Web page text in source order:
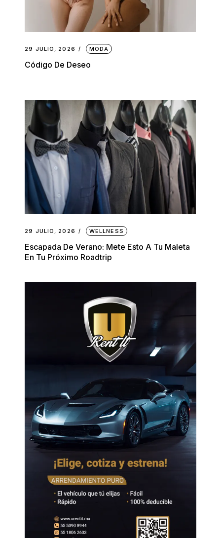
29 JULIO, 2026 MODA
Código De Deseo
29 JULIO, 2026 WELLNESS
Escapada De Verano: Mete Esto A Tu Maleta
En Tu Próximo Roadtrip